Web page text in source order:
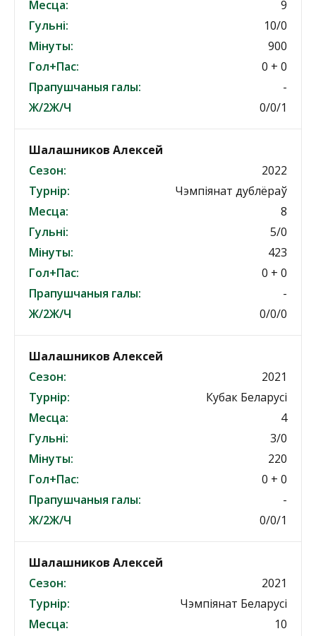
Месца:
9
Гульні:
10/0
Мінуты:
900
Гол+Пас:
0 + 0
Прапушчаныя галы:
-
Ж/2Ж/Ч
0/0/1
Шалашников Алексей
Сезон:
2022
Турнір:
Чэмпіянат дублёраў
Месца:
8
Гульні:
5/0
Мінуты:
423
Гол+Пас:
0 + 0
Прапушчаныя галы:
-
Ж/2Ж/Ч
0/0/0
Шалашников Алексей
Сезон:
2021
Турнір:
Кубак Беларусі
Месца:
4
Гульні:
3/0
Мінуты:
220
Гол+Пас:
0 + 0
Прапушчаныя галы:
-
Ж/2Ж/Ч
0/0/1
Шалашников Алексей
Сезон:
2021
Турнір:
Чэмпіянат Беларусі
Месца:
10